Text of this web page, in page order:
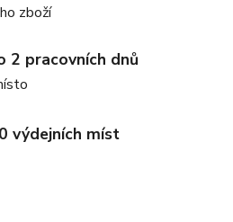
zboží
2 pracovních dnů
výdejních míst